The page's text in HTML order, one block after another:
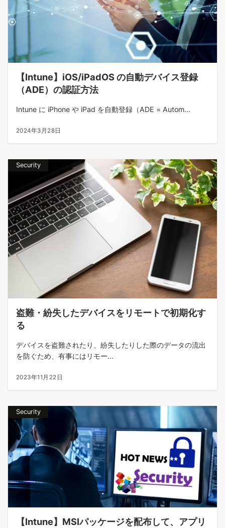
【Intune】iOS/iPadOS の自動デバイス登録
（ADE）の認証方法
Intune に iPhone や iPad を自動登録（ADE = Autom...
2024年3月28日
Security
盗難・紛失したデバイスをリモートで初期化す
る
デバイスを盗難されたり、紛失したりした際のデータの流出
を防ぐため、有事にはリモー...
2023年11月22日
Security
【Intune】MSIパッケージを配布して、アプリ